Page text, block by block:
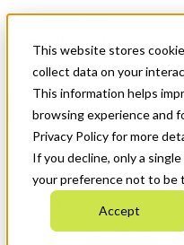
This website stores
collect data on your
This information helps
browsing experience and
Privacy Policy for more
If you decline, only a
your preference not to be
Accept
News & Events
Get Started
Menu
Who We Are
Strategic Plan